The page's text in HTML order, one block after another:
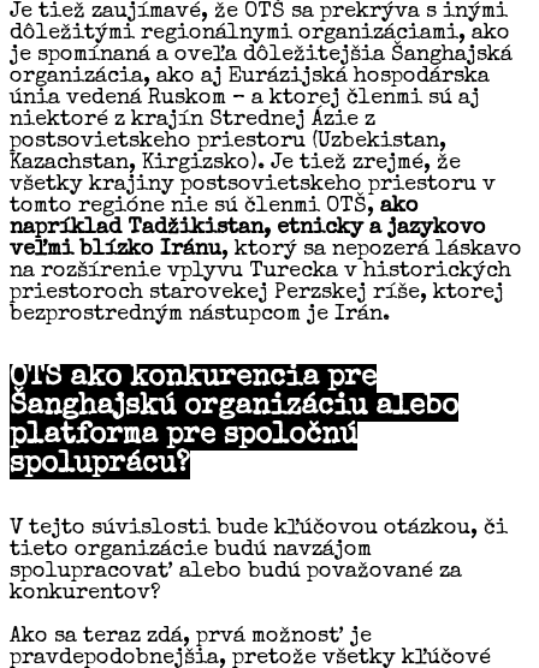
Je tiež zaujímavé, že OTŠ sa prekrýva s inými
dôležitými regionálnymi organizáciami, ako
je spomínaná a oveľa dôležitejšia Šanghajská
organizácia, ako aj Eurázijská hospodárska
únia vedená Ruskom – a ktorej členmi sú aj
niektoré z krajín Strednej Ázie z
postsovietskeho priestoru (Uzbekistan,
Kazachstan, Kirgizsko). Je tiež zrejmé, že
všetky krajiny postsovietskeho priestoru v
tomto regióne nie sú členmi OTŠ, ako
napríklad Tadžikistan, etnicky a jazykovo
veľmi blízko Iránu, ktorý sa nepozerá láskavo
na rozšírenie vplyvu Turecka v historických
priestoroch starovekej Perzskej ríše, ktorej
bezprostredným nástupcom je Irán.
OTŠ ako konkurencia pre
Šanghajskú organizáciu alebo
platforma pre spoločnú
spoluprácu?
V tejto súvislosti bude kľúčovou otázkou, či
tieto organizácie budú navzájom
spolupracovať alebo budú považované za
konkurentov?
Ako sa teraz zdá, prvá možnosť je
pravdepodobnejšia, pretože všetky kľúčové